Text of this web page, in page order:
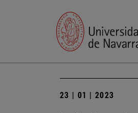
23 | 01 | 2023